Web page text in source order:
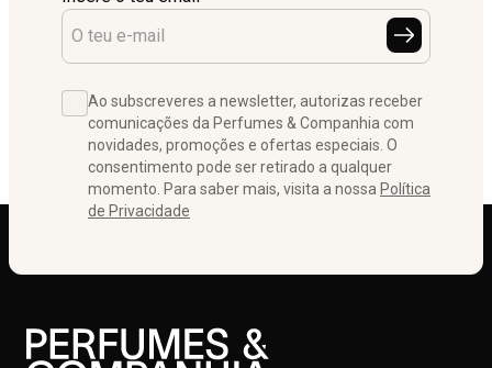
Ao subscreveres a newsletter, autorizas receber
comunicações da Perfumes & Companhia com
novidades, promoções e ofertas especiais. O
consentimento pode ser retirado a qualquer
momento. Para saber mais, visita a nossa Política
de Privacidade